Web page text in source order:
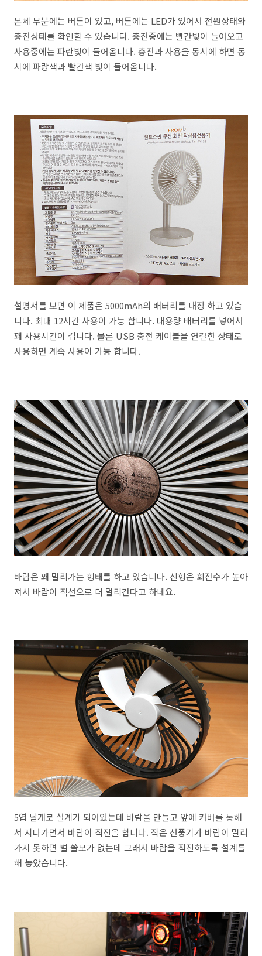
본체 부분에는 버튼이 있고, 버튼에는 LED가 있어서 전원상태와
충전상태를 확인할 수 있습니다. 충전중에는 빨간빛이 들어오고
사용중에는 파란빛이 들어옵니다. 충전과 사용을 동시에 하면 동
시에 파랑색과 빨간색 빛이 들어옵니다.
설명서를 보면 이 제품은 5000mAh의 배터리를 내장 하고 있습
니다. 최대 12시간 사용이 가능 합니다. 대용량 배터리를 넣어서
꽤 사용시간이 깁니다. 물론 USB 충전 케이블을 연결한 상태로
사용하면 계속 사용이 가능 합니다.
바람은 꽤 멀리가는 형태를 하고 있습니다. 신형은 회전수가 높아
져서 바람이 직선으로 더 멀리간다고 하네요.
5엽 날개로 설계가 되어있는데 바람을 만들고 앞에 커버를 통해
서 지나가면서 바람이 직진을 합니다. 작은 선풍기가 바람이 멀리
가지 못하면 별 쓸모가 없는데 그래서 바람을 직진하도록 설계를
해 놓았습니다.